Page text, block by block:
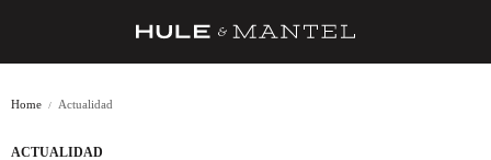
Home Actualidad
ACTUALIDAD